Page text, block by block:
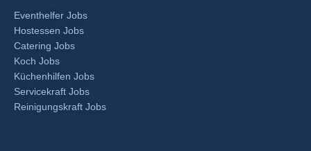
Eventhelfer Jobs
Hostessen Jobs
Catering Jobs
Koch Jobs
Küchenhilfen Jobs
Servicekraft Jobs
Reinigungskraft Jobs